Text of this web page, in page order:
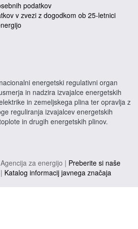
podatkov
v zvezi z dogodkom ob 25-letnici
energetski regulativni organ
in nadzira izvajalce energetskih
in zemeljskega plina ter opravlja z
reguliranja izvajalcev energetskih
in drugih energetskih plinov.
za energijo | Preberite si naše
| Katalog informacij javnega značaja